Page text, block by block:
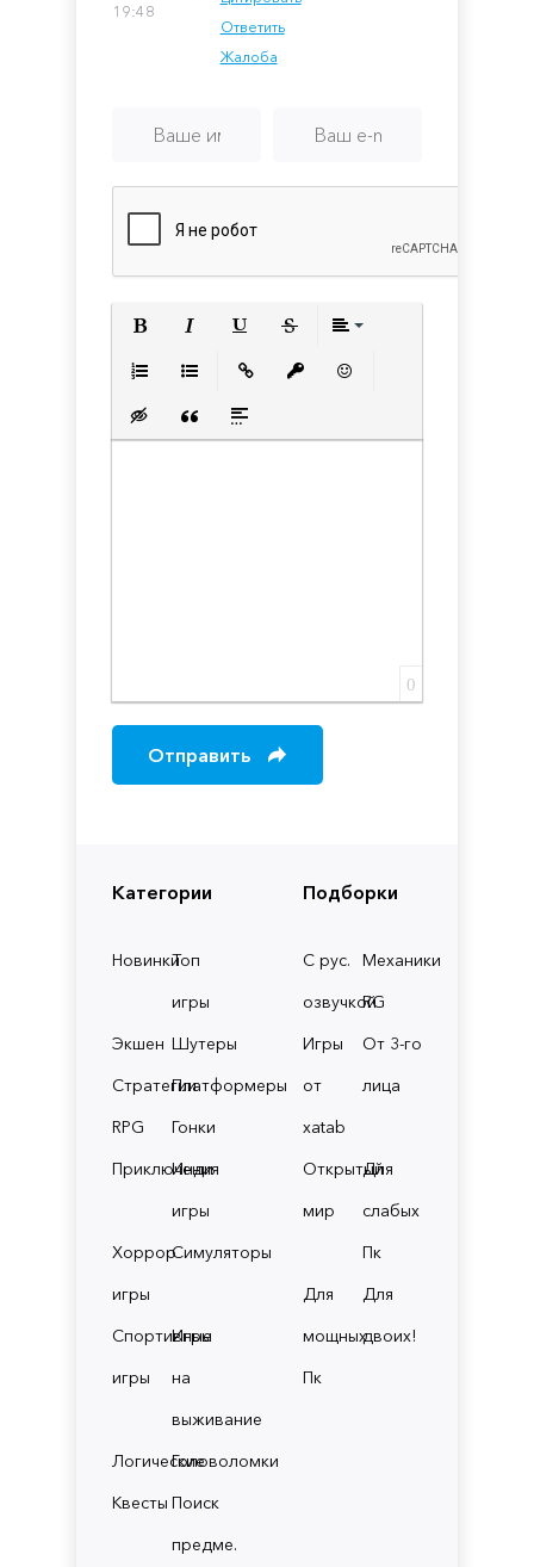
Категории
НовинкиТоп
игры
Экшен Шутеры
СтратегииПлатформеры
RPG
Гонки
Приключения
Инди
игры
Хоррор
игры
Симуляторы
Спортивные
игры
Игры
на
выживание
ЛогическиеГоловоломки
Квесты Поиск
предме.
Подборки
С рус.
озвучкой
Механики
RG
Игры
от
xatab
От 3-го
лица
Открытый
мир
Для
слабых
Пк
Для
мощных
Пк
Для
двоих!
19:48
Ответить
Жалоба
Вставка скрытого текста
Вставка цитаты
Вставка спойлера
0
Отправить